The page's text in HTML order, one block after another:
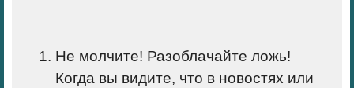
Не молчите! Разоблачайте ложь!
Когда вы видите, что в новостях или